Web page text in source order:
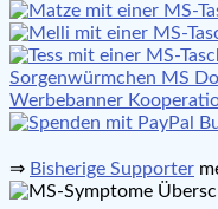
Sorgenwürmchen MS
Werbebanner
⇒ Bisherige Supporter